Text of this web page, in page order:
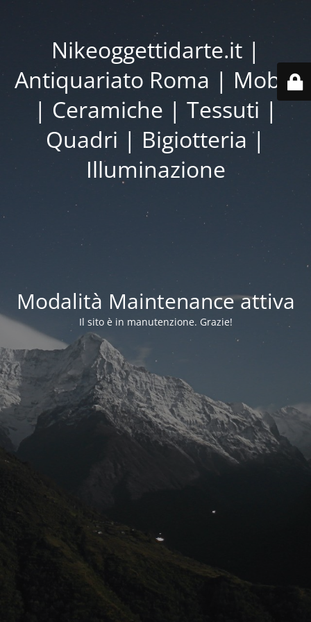
Nikeoggettidarte.it |
Antiquariato Roma | Mobili
| Ceramiche | Tessuti |
Quadri | Bigiotteria |
Illuminazione
Modalità Maintenance attiva
Il sito è in manutenzione. Grazie!